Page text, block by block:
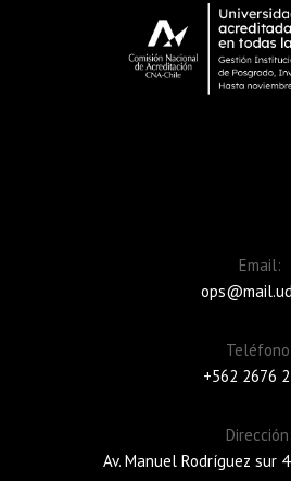
Email:
+562 2676
Dirección:
Av. Manuel Rodríguez sur